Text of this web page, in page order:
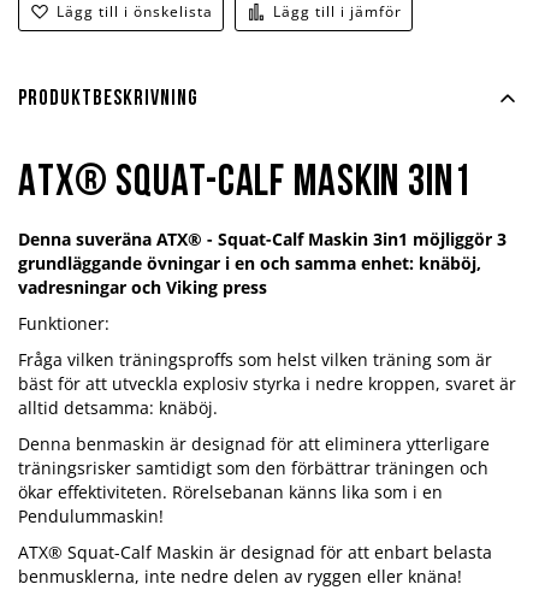
Lägg till i önskelista Lägg till i jämför
Produktbeskrivning
ATX® Squat-Calf Maskin 3in1
Denna suveräna ATX® - Squat-Calf Maskin 3in1 möjliggör 3
grundläggande övningar i en och samma enhet: knäböj,
vadresningar och Viking press
Funktioner:
Fråga vilken träningsproffs som helst vilken träning som är
bäst för att utveckla explosiv styrka i nedre kroppen, svaret är
alltid detsamma: knäböj.
Denna benmaskin är designad för att eliminera ytterligare
träningsrisker samtidigt som den förbättrar träningen och
ökar effektiviteten. Rörelsebanan känns lika som i en
Pendulummaskin!
ATX® Squat-Calf Maskin är designad för att enbart belasta
benmusklerna, inte nedre delen av ryggen eller knäna!